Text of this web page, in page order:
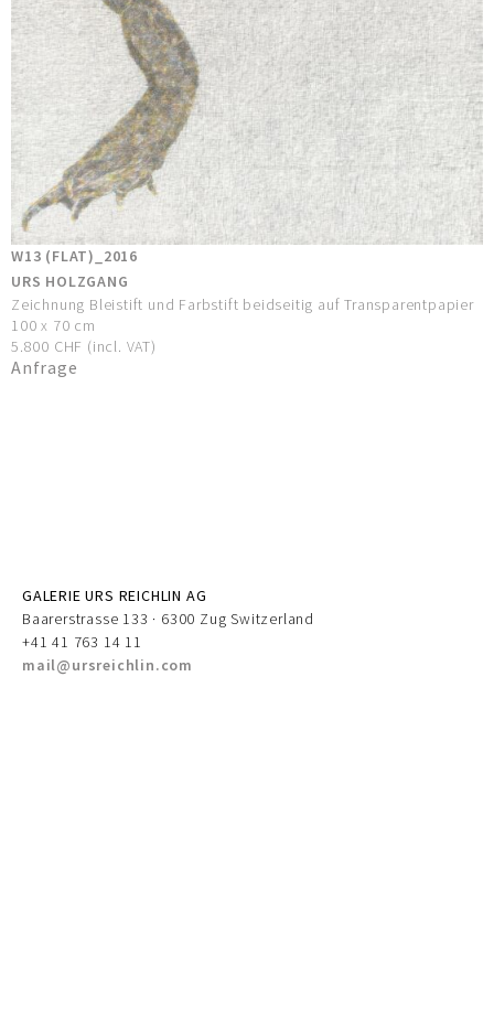
W13 (FLAT)_2016
URS HOLZGANG
Zeichnung Bleistift und Farbstift beidseitig auf Transparentpapier
100 x 70 cm
5.800 CHF (incl. VAT)
Anfrage
GALERIE URS REICHLIN AG
Baarerstrasse 133 · 6300 Zug Switzerland
+41 41 763 14 11
mail@ursreichlin.com